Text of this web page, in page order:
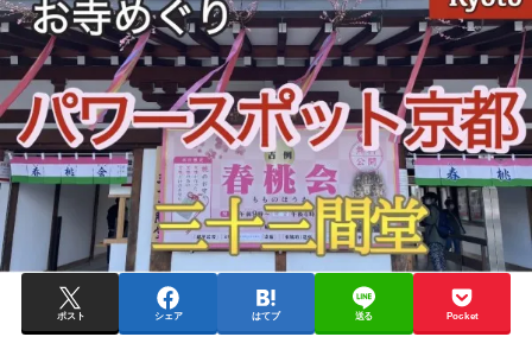
ポスト シェア はてブ 送る Pocket